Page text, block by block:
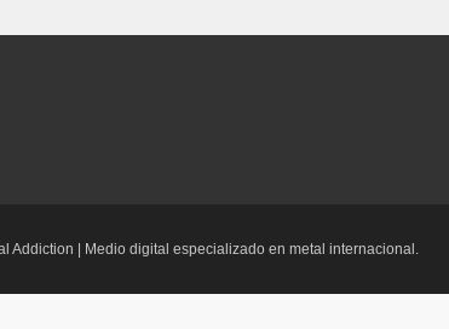
Addiction | Medio digital especializado en metal internacional.